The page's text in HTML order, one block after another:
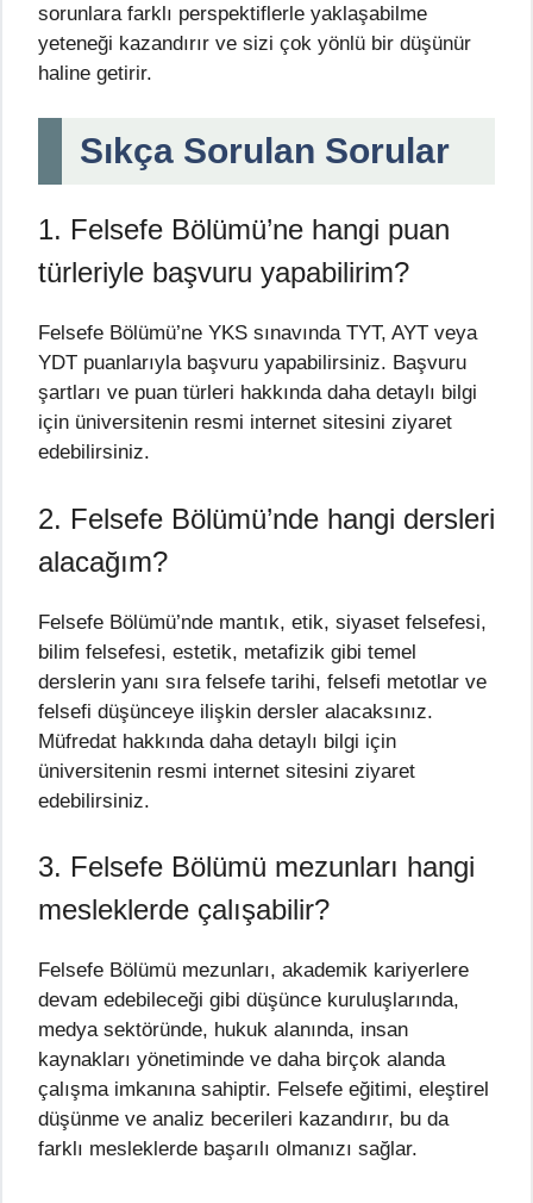
sorunlara farklı perspektiflerle yaklaşabilme
yeteneği kazandırır ve sizi çok yönlü bir düşünür
haline getirir.
Sıkça Sorulan Sorular
1. Felsefe Bölümü’ne hangi puan
türleriyle başvuru yapabilirim?
Felsefe Bölümü’ne YKS sınavında TYT, AYT veya
YDT puanlarıyla başvuru yapabilirsiniz. Başvuru
şartları ve puan türleri hakkında daha detaylı bilgi
için üniversitenin resmi internet sitesini ziyaret
edebilirsiniz.
2. Felsefe Bölümü’nde hangi dersleri
alacağım?
Felsefe Bölümü’nde mantık, etik, siyaset felsefesi,
bilim felsefesi, estetik, metafizik gibi temel
derslerin yanı sıra felsefe tarihi, felsefi metotlar ve
felsefi düşünceye ilişkin dersler alacaksınız.
Müfredat hakkında daha detaylı bilgi için
üniversitenin resmi internet sitesini ziyaret
edebilirsiniz.
3. Felsefe Bölümü mezunları hangi
mesleklerde çalışabilir?
Felsefe Bölümü mezunları, akademik kariyerlere
devam edebileceği gibi düşünce kuruluşlarında,
medya sektöründe, hukuk alanında, insan
kaynakları yönetiminde ve daha birçok alanda
çalışma imkanına sahiptir. Felsefe eğitimi, eleştirel
düşünme ve analiz becerileri kazandırır, bu da
farklı mesleklerde başarılı olmanızı sağlar.